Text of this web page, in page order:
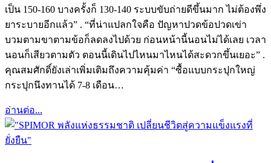
เป็น 150-160 บางครั้งก็ 130-140 ระบบขับถ่ายดีขึ้นมาก ไม่ต้องพึ่ง
ยาระบายอีกแล้ว” . “ที่น่าแปลกใจคือ ปัญหาปวดข้อปวดเข่า
บวมตามขาตามข้อก็ลดลงไปด้วย ก่อนหน้านี้นอนไม่ได้เลย เวลา
นอนก็เสียวตามตัว ตอนนี้เดินไปไหนมาไหนได้สะดวกขึ้นเยอะ” .
คุณสมศักดิ์ยังเล่าเพิ่มเติมถึงความคุ้มค่า “ซื้อแบบกระปุกใหญ่
กระปุกนึงทานได้ 7-8 เดือน…
อ่านต่อ...